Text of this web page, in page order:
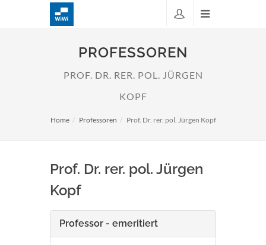
PROFESSOREN
PROF. DR. RER. POL. JÜRGEN
KOPF
Home Professoren Prof. Dr. rer. pol. Jürgen Kopf
Prof. Dr. rer. pol. Jürgen
Kopf
Professor - emeritiert